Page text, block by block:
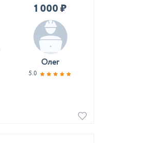
1 000 ₽
Олег
5.0